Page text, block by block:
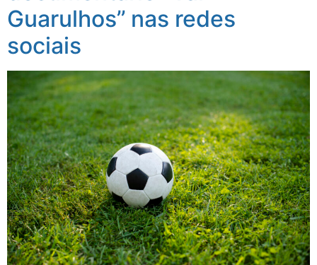
Guarulhos’’ nas redes
sociais